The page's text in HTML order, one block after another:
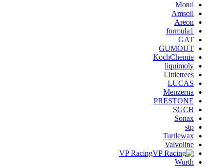
Motul
Amsoil
Areon
formula1
GAT
GUMOUT
KochChemie
liquimoly
Littletrees
LUCAS
Menzerna
PRESTONE
SGCB
Sonax
stp
Turtlewax
Valvoline
VP Racing
Wurth